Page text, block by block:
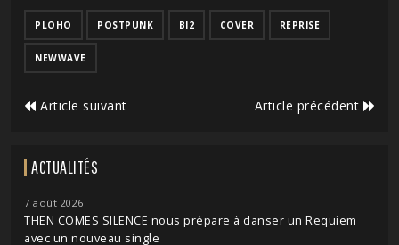
PLOHO POSTPUNK BI2 COVER REPRISE
NEWWAVE
Article suivant Article précédent
ACTUALITÉS
7 août 2026
THEN COMES SILENCE nous prépare à danser un Requiem
avec un nouveau single